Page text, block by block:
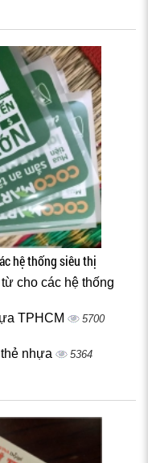
hệ thống siêu thị
cho các hệ thống
TPHCM 5700
nhựa 5364